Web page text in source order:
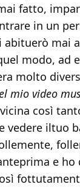
fatto,
in un
abituerò mai
modo, ad
molto
mio video
così
vedere iltuo
e